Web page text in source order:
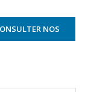
NOS